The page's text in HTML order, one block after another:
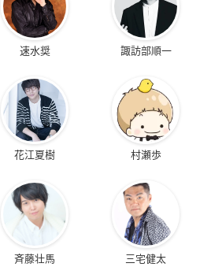
速水奨 諏訪部順一
花江夏樹 村瀬歩
斉藤壮馬 三宅健太